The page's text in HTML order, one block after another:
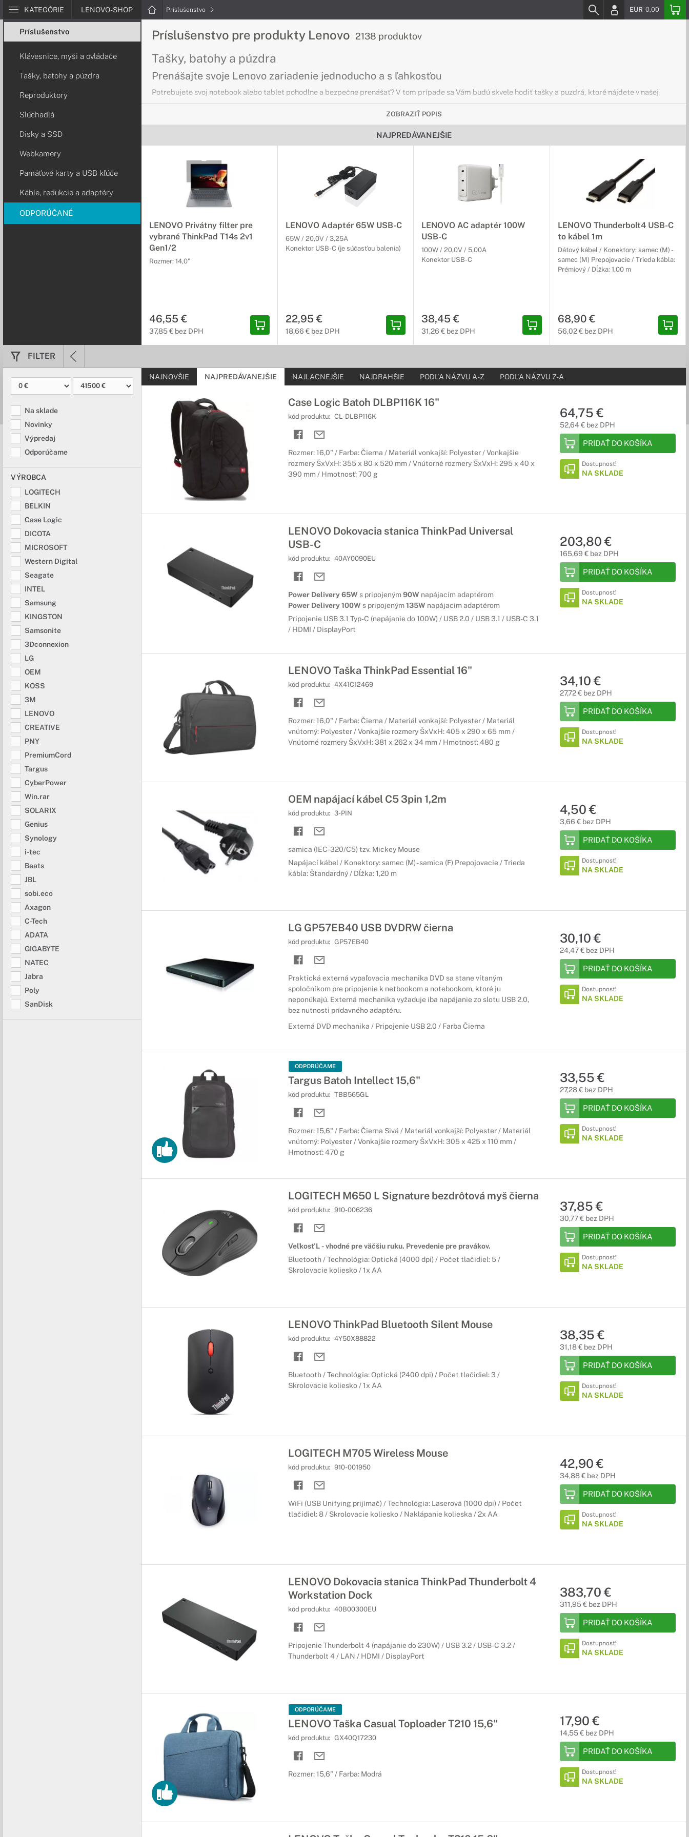
KATEGÓRIE LENOVO-SHOP Príslušenstvo EUR 0,00
Príslušenstvo
Klávesnice, myši a ovládače
Tašky, batohy a púzdra
Reproduktory
Slúchadlá
Disky a SSD
Webkamery
Pamäťové karty a USB kľúče
Káble, redukcie a adaptéry
ODPORÚČANÉ
Príslušenstvo pre produkty Lenovo 2138 produktov
Tašky, batohy a púzdra
Prenášajte svoje Lenovo zariadenie jednoducho a s ľahkosťou
Potrebujete svoj notebook alebo tablet pohodlne a bezpečne prenášať? V tom prípade sa Vám budú skvele hodiť tašky a puzdrá, ktoré nájdete v našej
ponuke.
Rozlúčte sa s nepohodlným a nepraktickým ovládaním svojho zariadenia Acer
Vďaka špičkovým klávesniciam a myškám od
spoločnosti Lenovo budete pracovať
efektívnejšie a pohodlnejšie než kedykoľvek
Logitech
Inovatívne klávesnice a myšky od Logitech
rozvíjajú vaše nadanie pre tvorbu a prácu.
práce.
Pamäťové karty a USB kľúče
Slúchadlá a mikrofóny
Nechajte sa pohltiť zvukom
Rredukcie, adaptéry, USB, video a audio káble
Potrebujete prepojiť Vaše Lenovo s inými zariadeniami?
Žiaden problém. Stačí si vybrať z ponuky kvalitných káblov a redukcií, určených pre Lenovo zariadenia. V ponuke nájdete množstvo rôznorodých redukcií a
káblov na prenos videa, audia a dát. Vyber si zo širokej ponuky kvalitných výrobcov.
Reproduktory
Maximálny zážitok z hudby
Reprodukcia zvuku vo Vašej kancelárií nikdy nebola jednoduchšia. Pomocou skvelých technológií môžete prepínať a ovládať funkcie prehrávania, a
Uložte bezpečne svoje súbory
Kvalitné disky v našej ponuke sa vyznačujú nielen vysokou spoľahlivosťou, ale aj skvelou rýchlosťou čítania a zápisu.
Webkamery Logitech
Neprekonateľná výkonnosť. Výnimočná všestrannosť
Vďaka prvotriednemu priemyselnému prevedeniu predstavujú kamery Logitech špičku v segmente samostatných videokamier. Konferenčné kamery
všetkých tvarov a veľkostí.
ZOBRAZIŤ POPIS
NAJPREDÁVANEJŠIE
LENOVO Privátny filter pre
vybrané ThinkPad T14s 2v1
Gen1/2
Rozmer: 14,0"
46,55 €
37,85 € bez DPH
LENOVO Adaptér 65W USB-C
65W / 20,0V / 3,25A
Konektor USB-C (je súčasťou balenia)
22,95 €
18,66 € bez DPH
LENOVO AC adaptér 100W
USB-C
100W / 20,0V / 5,00A
Konektor USB-C
38,45 €
31,26 € bez DPH
LENOVO Thunderbolt4 USB-C
to kábel 1m
Dátový kábel / Konektory: samec (M) -
samec (M) Prepojovacie / Trieda kábla:
Prémiový / Dĺžka: 1,00 m
68,90 €
56,02 € bez DPH
FILTER
Na sklade
Novinky
Výpredaj
Odporúčame
VÝROBCA
LOGITECH
BELKIN
Case Logic
DICOTA
MICROSOFT
Western Digital
Seagate
INTEL
Samsung
KINGSTON
Samsonite
3Dconnexion
LG
OEM
KOSS
3M
LENOVO
CREATIVE
PNY
PremiumCord
Targus
CyberPower
Win.rar
SOLARIX
Genius
Synology
i-tec
Beats
JBL
sobi.eco
Axagon
C-Tech
ADATA
GIGABYTE
NATEC
Jabra
Poly
SanDisk
NAJNOVŠIE NAJPREDÁVANEJŠIE NAJLACNEJŠIE NAJDRAHŠIE PODĽA NÁZVU A-Z PODĽA NÁZVU Z-A
Case Logic Batoh DLBP116K 16"
kód produktu: CL-DLBP116K
Rozmer: 16,0" / Farba: Čierna / Materiál vonkajší: Polyester / Vonkajšie
rozmery ŠxVxH: 355 x 80 x 520 mm / Vnútorné rozmery ŠxVxH: 295 x 40 x
390 mm / Hmotnosť: 700 g
64,75 €
52,64 € bez DPH
PRIDAŤ DO KOŠÍKA
Dostupnosť:
NA SKLADE
LENOVO Dokovacia stanica ThinkPad Universal
USB-C
kód produktu: 40AY0090EU
Power Delivery 65W s pripojeným 90W napájacím adaptérom
Power Delivery 100W s pripojeným 135W napájacím adaptérom
Pripojenie USB 3.1 Typ-C (napájanie do 100W) / USB 2.0 / USB 3.1 / USB-C 3.1
/ HDMI / DisplayPort
203,80 €
165,69 € bez DPH
PRIDAŤ DO KOŠÍKA
Dostupnosť:
NA SKLADE
LENOVO Taška ThinkPad Essential 16"
kód produktu: 4X41C12469
Rozmer: 16,0" / Farba: Čierna / Materiál vonkajší: Polyester / Materiál
vnútorný: Polyester / Vonkajšie rozmery ŠxVxH: 405 x 290 x 65 mm /
Vnútorné rozmery ŠxVxH: 381 x 262 x 34 mm / Hmotnosť: 480 g
34,10 €
27,72 € bez DPH
PRIDAŤ DO KOŠÍKA
Dostupnosť:
NA SKLADE
OEM napájací kábel C5 3pin 1,2m
kód produktu: 3-PIN
samica (IEC-320/C5) tzv. Mickey Mouse
Napájací kábel / Konektory: samec (M) - samica (F) Prepojovacie / Trieda
kábla: Štandardný / Dĺžka: 1,20 m
4,50 €
3,66 € bez DPH
PRIDAŤ DO KOŠÍKA
Dostupnosť:
NA SKLADE
LG GP57EB40 USB DVDRW čierna
kód produktu: GP57EB40
Praktická externá vypaľovacia mechanika DVD sa stane vítaným
spoločníkom pre pripojenie k netbookom a notebookom, ktoré ju
neponúkajú. Externá mechanika vyžaduje iba napájanie zo slotu USB 2.0,
bez nutnosti prídavného adaptéru.
Externá DVD mechanika / Pripojenie USB 2.0 / Farba Čierna
30,10 €
24,47 € bez DPH
PRIDAŤ DO KOŠÍKA
Dostupnosť:
NA SKLADE
ODPORÚČAME
Targus Batoh Intellect 15,6"
kód produktu: TBB565GL
Rozmer: 15,6" / Farba: Čierna Sivá / Materiál vonkajší: Polyester / Materiál
vnútorný: Polyester / Vonkajšie rozmery ŠxVxH: 305 x 425 x 110 mm /
Hmotnosť: 470 g
33,55 €
27,28 € bez DPH
PRIDAŤ DO KOŠÍKA
Dostupnosť:
NA SKLADE
LOGITECH M650 L Signature bezdrôtová myš čierna
kód produktu: 910-006236
Veľkosť L - vhodné pre väčšiu ruku. Prevedenie pre pravákov.
Bluetooth / Technológia: Optická (4000 dpi) / Počet tlačidiel: 5 /
Skrolovacie koliesko / 1x AA
37,85 €
30,77 € bez DPH
PRIDAŤ DO KOŠÍKA
Dostupnosť:
NA SKLADE
LENOVO ThinkPad Bluetooth Silent Mouse
kód produktu: 4Y50X88822
Bluetooth / Technológia: Optická (2400 dpi) / Počet tlačidiel: 3 /
Skrolovacie koliesko / 1x AA
38,35 €
31,18 € bez DPH
PRIDAŤ DO KOŠÍKA
Dostupnosť:
NA SKLADE
LOGITECH M705 Wireless Mouse
kód produktu: 910-001950
WiFi (USB Unifying prijímač) / Technológia: Laserová (1000 dpi) / Počet
tlačidiel: 8 / Skrolovacie koliesko / Naklápanie kolieska / 2x AA
42,90 €
34,88 € bez DPH
PRIDAŤ DO KOŠÍKA
Dostupnosť:
NA SKLADE
LENOVO Dokovacia stanica ThinkPad Thunderbolt 4
Workstation Dock
kód produktu: 40B00300EU
Pripojenie Thunderbolt 4 (napájanie do 230W) / USB 3.2 / USB-C 3.2 /
Thunderbolt 4 / LAN / HDMI / DisplayPort
383,70 €
311,95 € bez DPH
PRIDAŤ DO KOŠÍKA
Dostupnosť:
NA SKLADE
ODPORÚČAME
LENOVO Taška Casual Toploader T210 15,6"
kód produktu: GX40Q17230
Rozmer: 15,6" / Farba: Modrá
17,90 €
14,55 € bez DPH
PRIDAŤ DO KOŠÍKA
Dostupnosť:
NA SKLADE